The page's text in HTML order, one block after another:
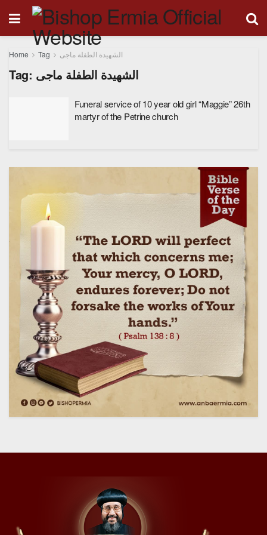
Home Tag الشهيدة الطفلة ماجى
Tag: الشهيدة الطفلة ماجى
Funeral service of 10 year old girl “Maggie” 26th
martyr of the Petrine church